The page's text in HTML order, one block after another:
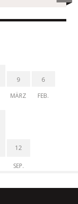
9
MÄRZ
6
FEB.
12
SEP.